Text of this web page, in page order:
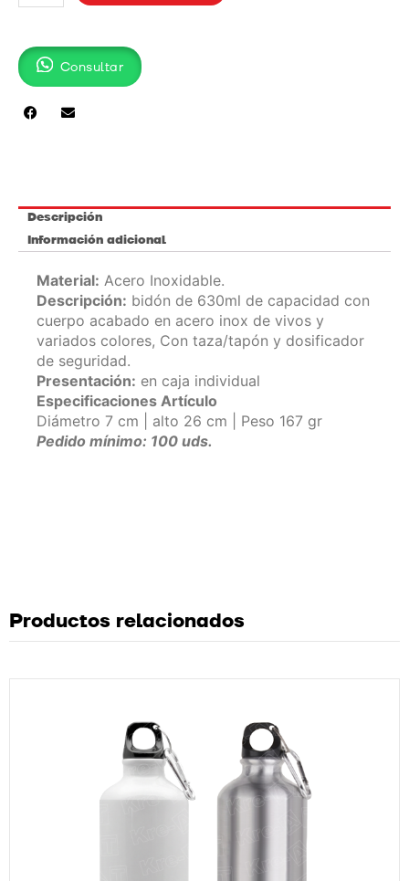
HERILOX
Consultar
Descripción
Información adicional
Material: Acero Inoxidable.
Descripción: bidón de 630ml de capacidad con
cuerpo acabado en acero inox de vivos y
variados colores, Con taza/tapón y dosificador
de seguridad.
Presentación: en caja individual
Especificaciones Artículo
Diámetro 7 cm | alto 26 cm | Peso 167 gr
Pedido mínimo: 100 uds.
Productos relacionados